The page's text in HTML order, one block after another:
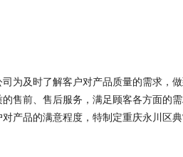
为及时了解客户对产品质量的需求，
售前、售后服务，满足顾客各方面的
产品的满意程度，特制定重庆永川区